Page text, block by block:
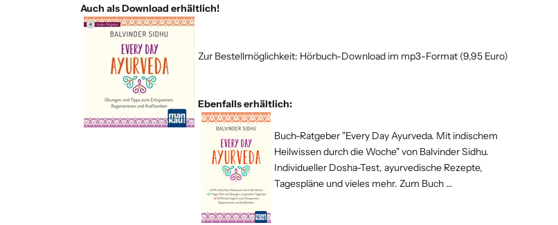
Auch als Download erhältlich!
Zur Bestellmöglichkeit: Hörbuch-Download im mp3-Format (9,95 Euro)
Ebenfalls erhältlich:
Buch-Ratgeber "Every Day Ayurveda. Mit indischem
Heilwissen durch die Woche"von Balvinder Sidhu.
Individueller Dosha-Test, ayurvedische Rezepte,
Tagespläne und vieles mehr. Zum Buch ...